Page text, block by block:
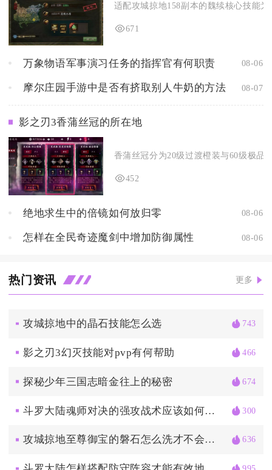
适配攻城掠地158副本的魏续核心技能
671
万象物语军事演习任务的指挥官有何职责 08-06
摩尔庄园手游中是否有挤取别人牛奶的方法 08-07
影之刃3香蒲丝冠的所在地
香蒲丝冠分为20级过渡橙装与60级极品
452
绝地求生中的倍镜如何放归零 08-06
怎样在全民奇迹魔剑中增加防御属性 08-06
热门资讯 更多
攻城掠地中的晶石技能怎么选 743
影之刃3幻灭技能对pvp有何帮助 466
探秘少年三国志暗金往上的秘密 674
斗罗大陆魂师对决的强攻战术应该如何运用 300
攻城掠地至尊御宝的磐石怎么洗才不会受损 636